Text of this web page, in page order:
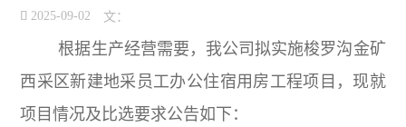
 2025-09-02 文：
根据生产经营需要，我公司拟实施梭罗沟金矿
西采区新建地采员工办公住宿用房工程项目，现就
项目情况及比选要求公告如下：